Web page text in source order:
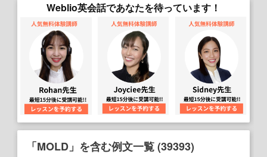
Weblio英会話であなたを待っています！
「MOLD」を含む例文一覧 (39393)